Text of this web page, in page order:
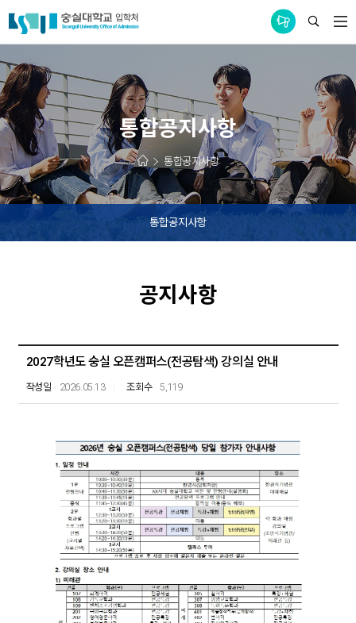
통합공지사항
통합공지사항
통합공지사항
통합공지사항
공지사항
2027학년도 숭실 오픈캠퍼스(전공탐색) 강의실 안내
2026.05.13 5,119